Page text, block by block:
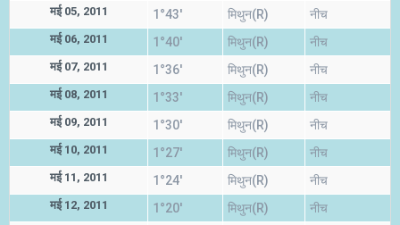
मई 05, 2011 1°43' मिथुन(R) नीच
मई 06, 2011 1°40' मिथुन(R) नीच
मई 07, 2011 1°36' मिथुन(R) नीच
मई 08, 2011 1°33' मिथुन(R) नीच
मई 09, 2011 1°30' मिथुन(R) नीच
मई 10, 2011 1°27' मिथुन(R) नीच
मई 11, 2011 1°24' मिथुन(R) नीच
मई 12, 2011 1°20' मिथुन(R) नीच